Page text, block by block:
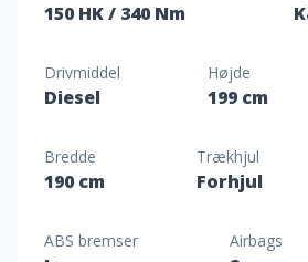
150 HK/ 340 Nm
Drivmiddel
Diesel
Højde
199 cm
Bredde
190 cm
Trækhjul
Forhjul
ABS bremser Airbags